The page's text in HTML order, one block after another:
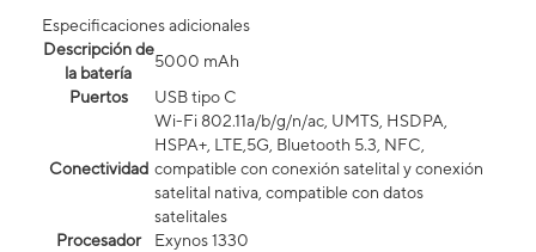
Especificaciones adicionales
Descripción de
la batería
5000 mAh
Puertos
USB tipo C
Conectividad
Wi-Fi 802.11a/b/g/n/ac, UMTS, HSDPA,
HSPA+, LTE,5G, Bluetooth 5.3, NFC,
compatible con conexión satelital y conexión
satelital nativa, compatible con datos
satelitales
Procesador
Exynos 1330